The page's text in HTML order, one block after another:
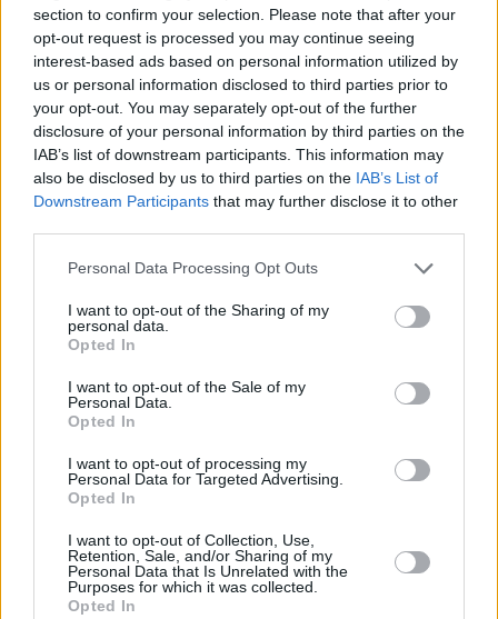
section to confirm your selection. Please note that after your
opt-out request is processed you may continue seeing
interest-based ads based on personal information utilized by
us or personal information disclosed to third parties prior to
your opt-out. You may separately opt-out of the further
disclosure of your personal information by third parties on the
IAB’s list of downstream participants. This information may
also be disclosed by us to third parties on the IAB’s List of
Downstream Participants that may further disclose it to other
Please note that this website/app uses one or more Google
not limited to your visit or usage behaviour. You may click to
grant or deny consent to Google and its third-party tags to
use your data for below specified purposes in below Google
consent section.
Personal Data Processing Opt Outs
I want to opt-out of the Sharing of my
personal data.
Opted In
I want to opt-out of the Sale of my
Personal Data.
Opted In
I want to opt-out of processing my
Personal Data for Targeted Advertising.
Opted In
I want to opt-out of Collection, Use,
Retention, Sale, and/or Sharing of my
Personal Data that Is Unrelated with the
Purposes for which it was collected.
Opted In
budapest # guerra in ucraina
profughi dall'Ucraina
ungheria
Leave a Reply
Your email address will not be published. Required fields are marked *
Email*
Add Comment *
next time I comment.
Post Comment